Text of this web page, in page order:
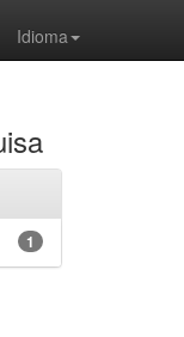
Idioma
1